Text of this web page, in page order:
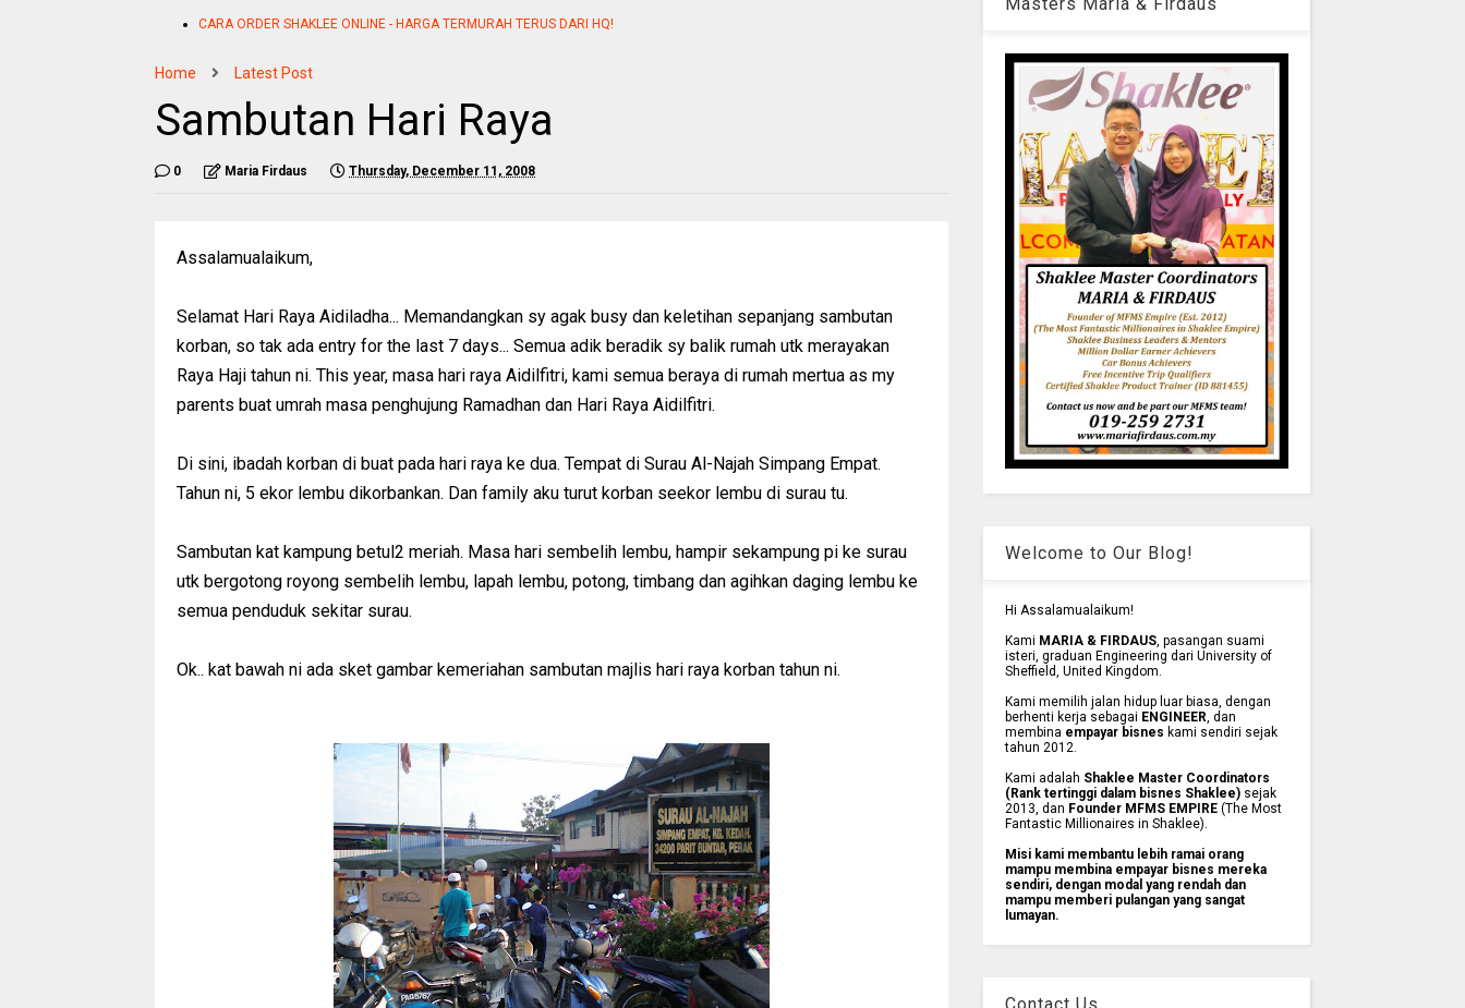
CARA ORDER SHAKLEE ONLINE - HARGA TERMURAH TERUS DARI HQ!
Home Latest Post
Sambutan Hari Raya
0 Maria Firdaus Thursday, December 11, 2008
Assalamualaikum,
Selamat Hari Raya Aidiladha... Memandangkan sy agak busy dan keletihan sepanjang sambutan
korban, so tak ada entry for the last 7 days... Semua adik beradik sy balik rumah utk merayakan
Raya Haji tahun ni. This year, masa hari raya Aidilfitri, kami semua beraya di rumah mertua as my
parents buat umrah masa penghujung Ramadhan dan Hari Raya Aidilfitri.
Di sini, ibadah korban di buat pada hari raya ke dua. Tempat di Surau Al-Najah Simpang Empat.
Tahun ni, 5 ekor lembu dikorbankan. Dan family aku turut korban seekor lembu di surau tu.
Sambutan kat kampung betul2 meriah. Masa hari sembelih lembu, hampir sekampung pi ke surau
utk bergotong royong sembelih lembu, lapah lembu, potong, timbang dan agihkan daging lembu ke
semua penduduk sekitar surau.
Ok.. kat bawah ni ada sket gambar kemeriahan sambutan majlis hari raya korban tahun ni.
Welcome to Our Blog!
Hi Assalamualaikum!
Kami MARIA & FIRDAUS, pasangan suami
isteri, graduan Engineering dari University of
Sheffield, United Kingdom.
Kami memilih jalan hidup luar biasa, dengan
berhenti kerja sebagai ENGINEER, dan
membina empayar bisnes kami sendiri sejak
tahun 2012.
Kami adalah Shaklee Master Coordinators
(Rank tertinggi dalam bisnes Shaklee)sejak
2013, dan Founder MFMS EMPIRE(The Most
Fantastic Millionaires in Shaklee).
Misi kami membantu lebih ramai orang
mampu membina empayar bisnes mereka
sendiri, dengan modal yang rendah dan
mampu memberi pulangan yang sangat
lumayan.